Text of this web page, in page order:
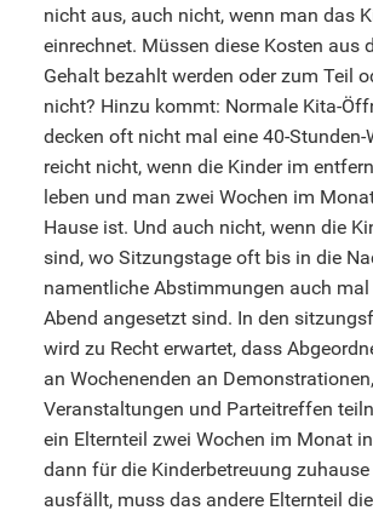
nicht aus, auch nicht, wenn man das
einrechnet. Müssen diese Kosten aus
Gehalt bezahlt werden oder zum Teil
nicht? Hinzu kommt: Normale Kita-
decken oft nicht mal eine 40-Stunden-
reicht nicht, wenn die Kinder im
leben und man zwei Wochen im
Hause ist. Und auch nicht, wenn die
sind, wo Sitzungstage oft bis in die
namentliche Abstimmungen auch
Abend angesetzt sind. In den
wird zu Recht erwartet, dass
an Wochenenden an Demonstrationen,
Veranstaltungen und Parteitreffen
ein Elternteil zwei Wochen im Monat
dann für die Kinderbetreuung
ausfällt, muss das andere Elternteil